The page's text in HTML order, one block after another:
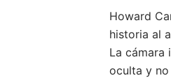
Howard
historia al
La cámara
oculta y